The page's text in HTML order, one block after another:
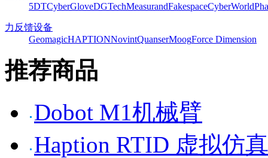
5DTCyberGloveDGTechMeasurandFakespaceCyberWorld
力反馈设备
GeomagicHAPTIONNovintQuanserMoogForce Dimension
推荐商品
Dobot M1机械臂
Haption RTID 虚拟仿